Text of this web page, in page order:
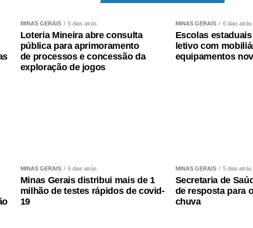
amarela e outras doenças no estado
321, Centro )
550, Centro)
214, Centro)
MINAS GERAIS 5 dias atrás
Loteria Mineira abre consulta
pública para aprimoramento
de processos e concessão da
exploração de jogos
MINAS GERAIS 6 dias atrás
Escolas
letivo com
equipamentos
MINAS GERAIS 6 dias atrás
Minas Gerais distribui mais de 1
milhão de testes rápidos de covid-
19
MINAS GERAIS 5 dias atrás
Secretaria de
de resposta para
chuva